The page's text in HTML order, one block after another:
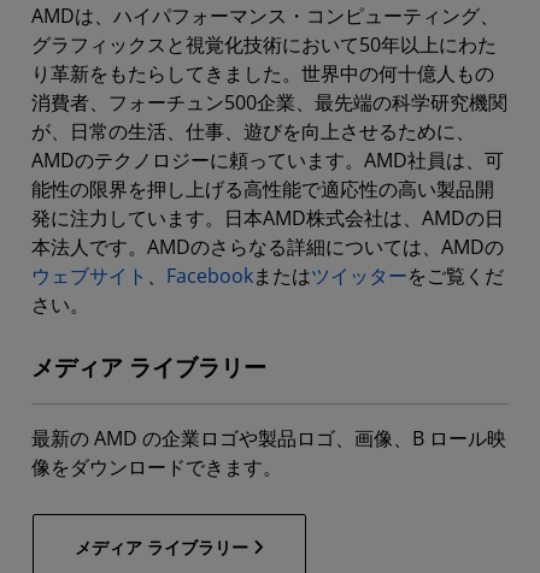
AMDは、ハイパフォーマンス・コンピューティング、
グラフィックスと視覚化技術において50年以上にわた
り革新をもたらしてきました。世界中の何十億人もの
消費者、フォーチュン500企業、最先端の科学研究機関
が、日常の生活、仕事、遊びを向上させるために、
AMDのテクノロジーに頼っています。AMD社員は、可
能性の限界を押し上げる高性能で適応性の高い製品開
発に注力しています。日本AMD株式会社は、AMDの日
本法人です。AMDのさらなる詳細については、AMDの
ウェブサイト 、 Facebookまたはツイッターをご覧くだ
さい。
メディア ライブラリー
最新の AMD の企業ロゴや製品ロゴ、画像、B ロール映
像をダウンロードできます。
メディア ライブラリー